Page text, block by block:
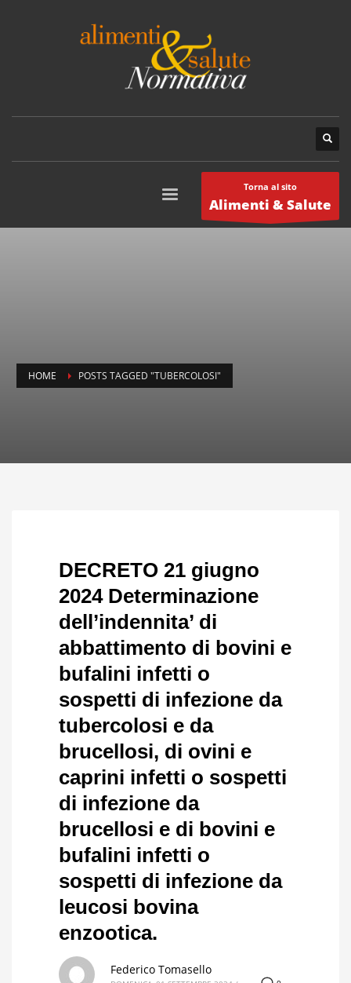
Torna al sito
Alimenti & Salute
HOME POSTS TAGGED "TUBERCOLOSI"
DECRETO 21 giugno
2024 Determinazione
dell’indennita’ di
abbattimento di bovini e
bufalini infetti o
sospetti di infezione da
tubercolosi e da
brucellosi, di ovini e
caprini infetti o sospetti
di infezione da
brucellosi e di bovini e
bufalini infetti o
sospetti di infezione da
leucosi bovina
enzootica.
Federico Tomasello